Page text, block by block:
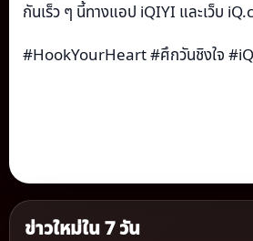
กันเร็ว ๆ นี้ทางแอป iQIYI และเว็บ
#HookYourHeart #ศึกวันชิงใจ
ข่าวใหม่ใน 7 วัน